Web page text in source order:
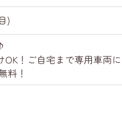
)
OK！ご自宅まで専用車両
料！